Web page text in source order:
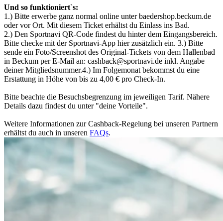
Und so funktioniert`s:
1.) Bitte erwerbe ganz normal online unter baedershop.beckum.de
oder vor Ort. Mit diesem Ticket erhältst du Einlass ins Bad.
2.) Den Sportnavi QR-Code findest du hinter dem Eingangsbereich.
Bitte checke mit der Sportnavi-App hier zusätzlich ein. 3.) Bitte
sende ein Foto/Screenshot des Original-Tickets von dem Hallenbad
in Beckum per E-Mail an: cashback@sportnavi.de inkl. Angabe
deiner Mitgliedsnummer.4.) Im Folgemonat bekommst du eine
Erstattung in Höhe von bis zu 4,00 € pro Check-In.
Bitte beachte die Besuchsbegrenzung im jeweiligen Tarif. Nähere
Details dazu findest du unter "deine Vorteile".
Weitere Informationen zur Cashback-Regelung bei unseren Partnern
erhältst du auch in unseren FAQs.